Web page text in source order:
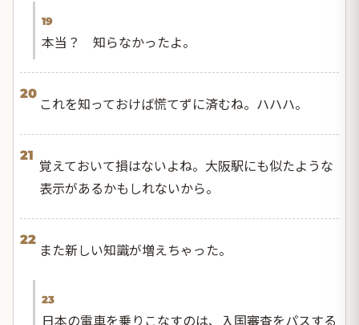
19
本当？ 知らなかったよ。
20
これを知っておけば慌てずに済むね。ハハハ。
21
覚えておいて損はないよね。大阪駅にも似たような
表示があるかもしれないから。
22
また新しい知識が増えちゃった。
23
日本の電車を乗りこなすのは、入国審査をパスする